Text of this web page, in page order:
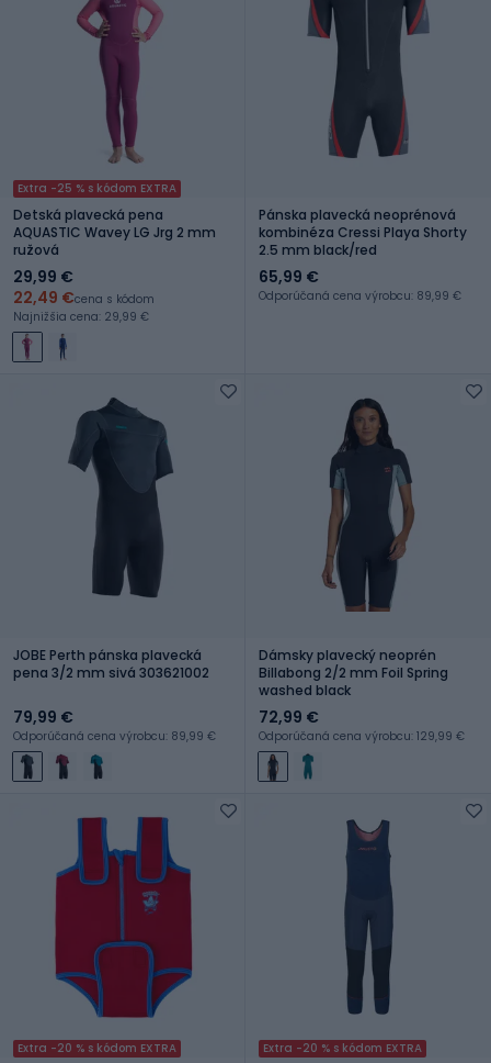
Extra -25 % s kódom EXTRA
Detská plavecká pena
AQUASTIC Wavey LG Jrg 2 mm
ružová
29,99 €
22,49 €cena s kódom
Najnižšia cena: 29,99 €
Pánska plavecká neoprénová
kombinéza Cressi Playa Shorty
2.5 mm black/red
65,99 €
Odporúčaná cena výrobcu: 89,99 €
JOBE Perth pánska plavecká
pena 3/2 mm sivá 303621002
79,99 €
Odporúčaná cena výrobcu: 89,99 €
Dámsky plavecký neoprén
Billabong 2/2 mm Foil Spring
washed black
72,99 €
Odporúčaná cena výrobcu: 129,99 €
Extra -20 % s kódom EXTRA Extra -20 % s kódom EXTRA